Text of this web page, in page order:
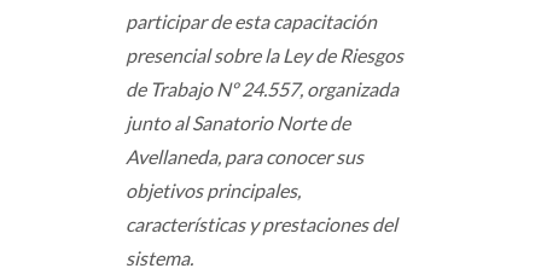
participar de esta capacitación
presencial sobre la Ley de Riesgos
de Trabajo Nº 24.557, organizada
junto al Sanatorio Norte de
Avellaneda, para conocer sus
objetivos principales,
características y prestaciones del
sistema.